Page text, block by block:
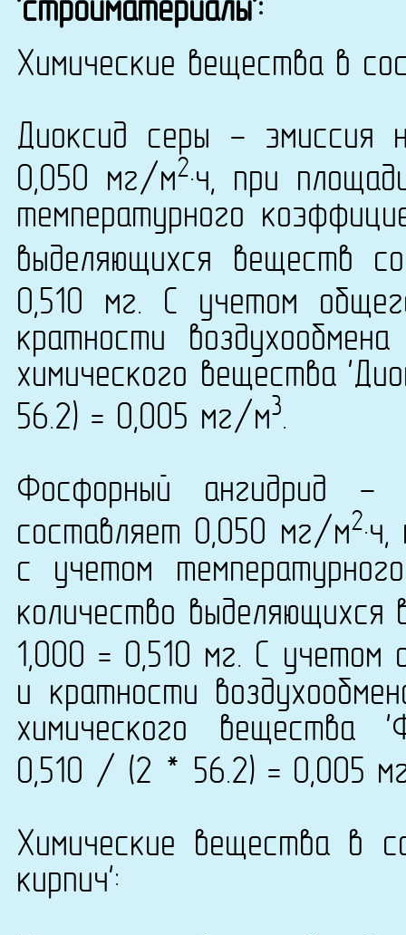
'стройматериалы':
Химические вещества в
Диоксид серы - эмиссия
0,050 мг/м2·ч, при
температурного
выделяющихся веществ
0,510 мг. С учетом
кратности
химического вещества
56.2) = 0,005 мг/м3.
Фосфорный ангидрид -
составляет 0,050 мг/м2
с учетом
количество
1,000 = 0,510 мг. С
и кратности
химического вещества
0,510 / (2 * 56.2) = 0,005
Химические вещества в
кирпич':